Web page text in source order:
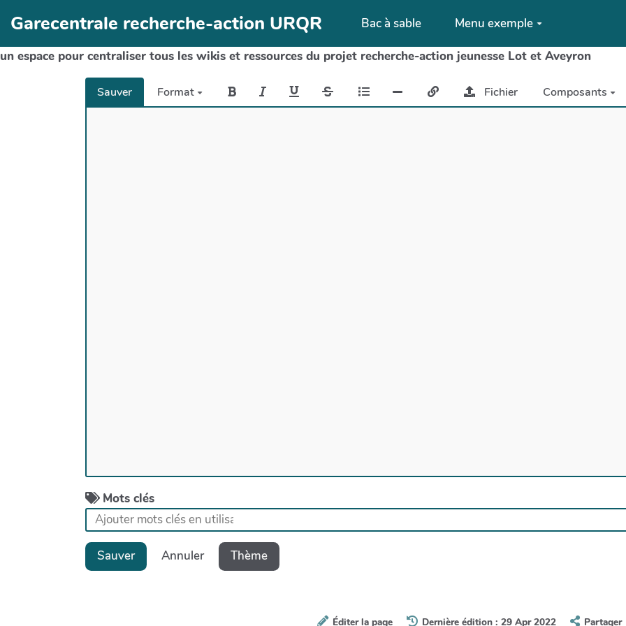
Aller au contenu principal
Garecentrale recherche-action URQR Bac à sable Menu exemple
un espace pour centraliser tous les wikis et ressources du projet recherche-action jeunesse Lot et Aveyron
Sauver Format Fichier Composants
Mots clés
Sauver Annuler Thème
Éditer la page Dernière édition : 29 Apr 2022 Partager